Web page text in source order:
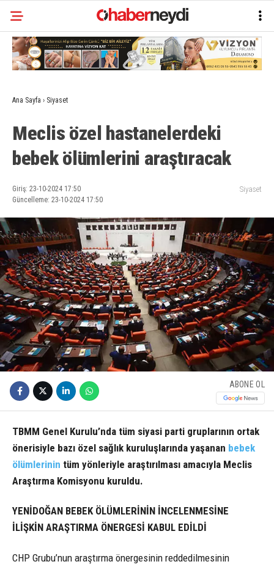
Ana Sayfa › Siyaset
Meclis özel hastanelerdeki
bebek ölümlerini araştıracak
Giriş: 23-10-2024 17:50
Güncelleme: 23-10-2024 17:50
Siyaset
ABONE OL
TBMM Genel Kurulu’nda tüm siyasi parti gruplarının ortak
önerisiyle bazı özel sağlık kuruluşlarında yaşanan bebek
ölümlerinin tüm yönleriyle araştırılması amacıyla Meclis
Araştırma Komisyonu kuruldu.
YENİDOĞAN BEBEK ÖLÜMLERİNİN İNCELENMESİNE
İLİŞKİN ARAŞTIRMA ÖNERGESİ KABUL EDİLDİ
CHP Grubu’nun araştırma önergesinin reddedilmesinin